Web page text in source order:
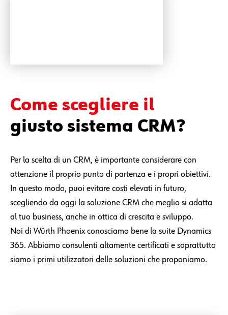
Come scegliere il
giusto sistema CRM?
Per la scelta di un CRM, è importante considerare con
attenzione il proprio punto di partenza e i propri obiettivi.
In questo modo, puoi evitare costi elevati in futuro,
scegliendo da oggi la soluzione CRM che meglio si adatta